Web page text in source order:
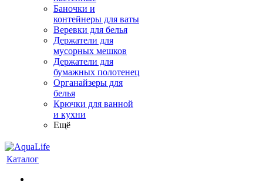
Баночки и
контейнеры для ваты
Веревки для белья
Держатели для
мусорных мешков
Держатели для
бумажных полотенец
Органайзеры для
белья
Крючки для ванной
и кухни
Ещё
Каталог